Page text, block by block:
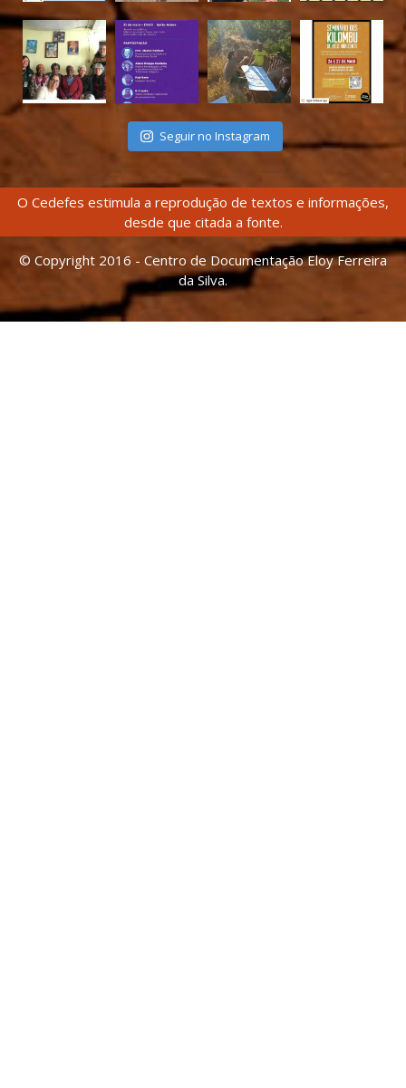
Seguir no Instagram
O Cedefes estimula a reprodução de textos e informações,
desde que citada a fonte.
© Copyright 2016 - Centro de Documentação Eloy Ferreira
da Silva.